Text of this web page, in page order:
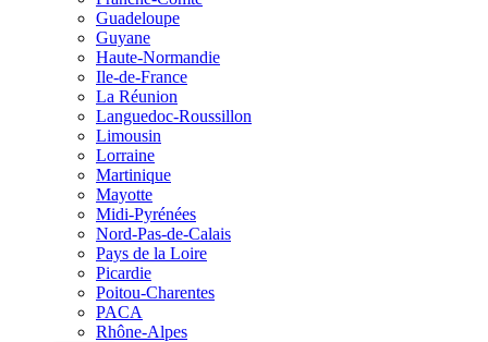
Guadeloupe
Guyane
Haute-Normandie
Ile-de-France
La Réunion
Languedoc-Roussillon
Limousin
Lorraine
Martinique
Mayotte
Midi-Pyrénées
Nord-Pas-de-Calais
Pays de la Loire
Picardie
Poitou-Charentes
PACA
Rhône-Alpes